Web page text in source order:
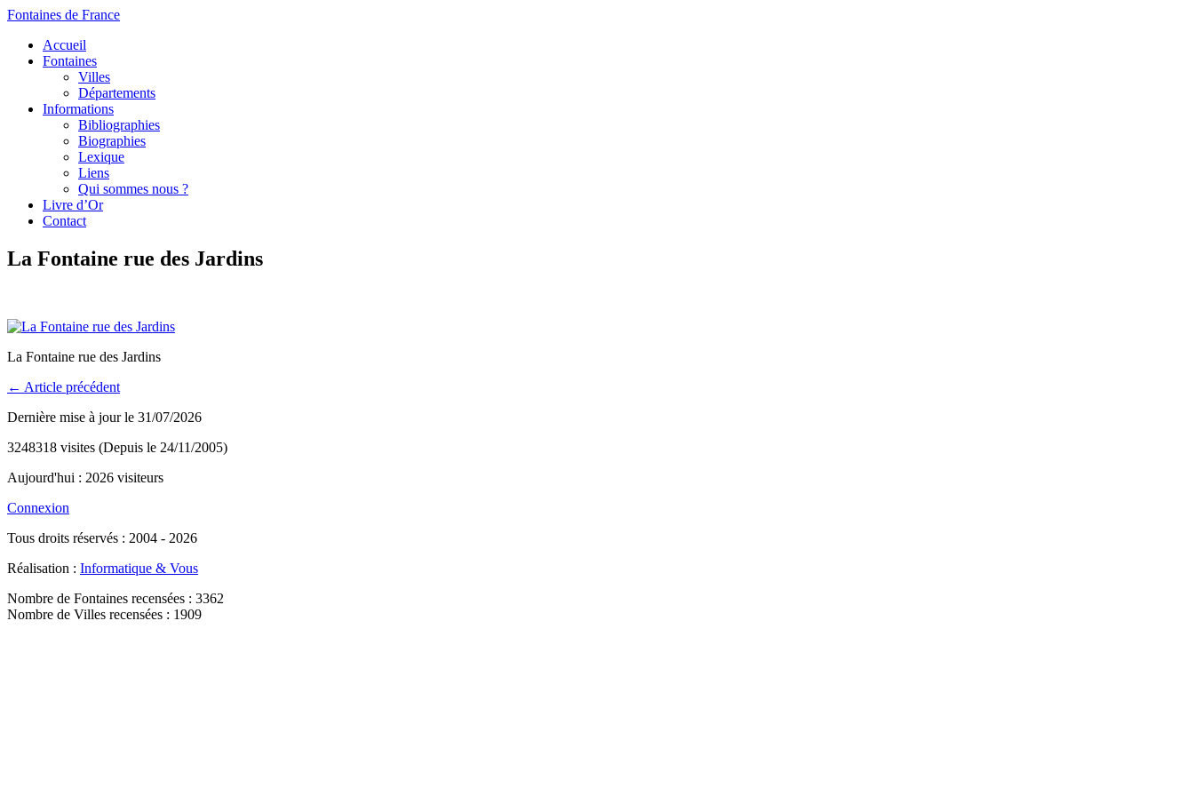
Fontaines de France
Accueil
Fontaines
Villes
Départements
Informations
Bibliographies
Biographies
Lexique
Liens
Qui sommes nous ?
Livre d’Or
Contact
La Fontaine rue des Jardins
La Fontaine rue des Jardins
← Article précédent
Dernière mise à jour le 31/07/2026
3248318 visites (Depuis le 24/11/2005)
Aujourd'hui : 2026 visiteurs
Connexion
Tous droits réservés : 2004 - 2026
Réalisation : Informatique & Vous
Nombre de Fontaines recensées : 3362
Nombre de Villes recensées : 1909